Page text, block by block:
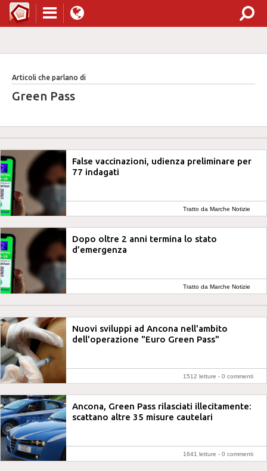
Articoli che parlano di
Green Pass
False vaccinazioni, udienza preliminare per
77 indagati
Tratto da Marche Notizie
Dopo oltre 2 anni termina lo stato
d’emergenza
Tratto da Marche Notizie
Nuovi sviluppi ad Ancona nell'ambito
dell'operazione "Euro Green Pass"
1512 letture - 0 commenti
Ancona, Green Pass rilasciati illecitamente:
scattano altre 35 misure cautelari
1641 letture - 0 commenti